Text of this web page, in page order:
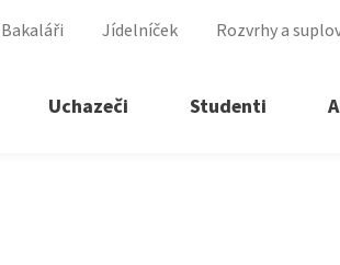
Uchazeči Studenti
Bakaláři Jídelníček Rozvrhy a